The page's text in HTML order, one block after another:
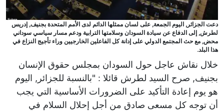
دعت الجزائر, اليوم الجمعة, على لسان ممثلها الدائم لدى الأمم المتحدة بجنيف, إدريس
لطرش, إلى الدفاع عن سيادة السودان وسلامتها الترابية ودعم مسار سياسي سوداني
محض, مع حث المجتمع الدولي على إدانة كل الفاعلين الخارجيين وراء تأجيج النزاع في
هذا البلد.
خلال نقاش عاجل حول السودان بمجلس حقوق الإنسان
بجنيف, صرح السيد لطرش قائلا : "بالنسبة للجزائر, اليوم
هو يوم إعادة التأكيد على الضرورات الأساسية التي يجب
أن توجه كل مسعى صادق من أجل إحلال السلام في